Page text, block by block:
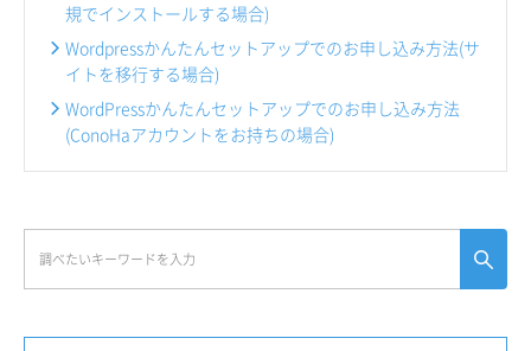
規でインストールする場合)
Wordpressかんたんセットアップでのお申し込み方法(サ
イトを移行する場合)
WordPressかんたんセットアップでのお申し込み方法
(ConoHaアカウントをお持ちの場合)